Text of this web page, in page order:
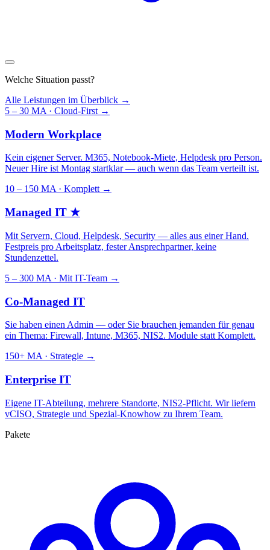
Welche Situation passt?
Alle Leistungen im Überblick →
5 – 30 MA · Cloud-First →
Modern Workplace
Kein eigener Server. M365, Notebook-Miete, Helpdesk pro Person.
Neuer Hire ist Montag startklar — auch wenn das Team verteilt ist.
10 – 150 MA · Komplett →
Managed IT ★
Mit Servern, Cloud, Helpdesk, Security — alles aus einer Hand.
Festpreis pro Arbeitsplatz, fester Ansprechpartner, keine
Stundenzettel.
5 – 300 MA · Mit IT-Team →
Co-Managed IT
Sie haben einen Admin — oder Sie brauchen jemanden für genau
ein Thema: Firewall, Intune, M365, NIS2. Module statt Komplett.
150+ MA · Strategie →
Enterprise IT
Eigene IT-Abteilung, mehrere Standorte, NIS2-Pflicht. Wir liefern
vCISO, Strategie und Spezial-Knowhow zu Ihrem Team.
Pakete